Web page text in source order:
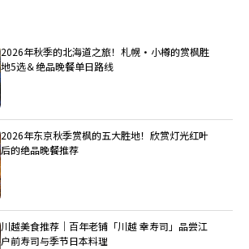
2026年秋季的北海道之旅！札幌・小樽的赏枫胜
地5选＆绝品晚餐单日路线
2026年东京秋季赏枫的五大胜地！欣赏灯光红叶
后的绝品晚餐推荐
川越美食推荐｜百年老铺「川越 幸寿司」品尝江
户前寿司与季节日本料理